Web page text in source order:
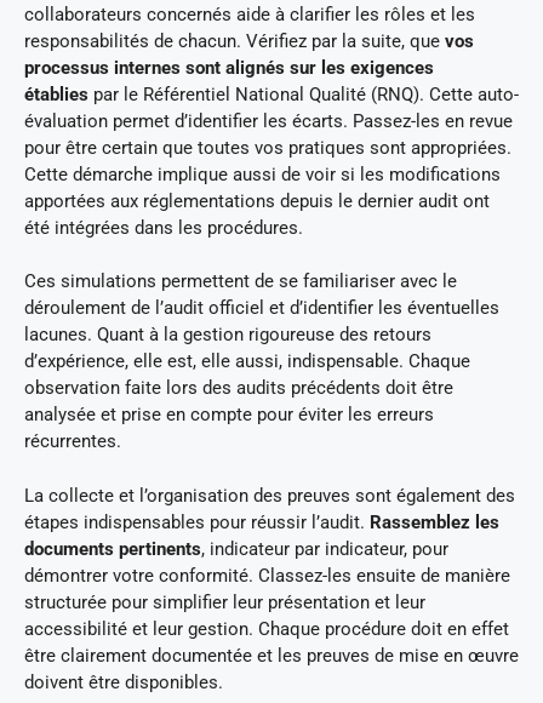
collaborateurs concernés aide à clarifier les rôles et les
responsabilités de chacun. Vérifiez par la suite, que vos
processus internes sont alignés sur les exigences
établies par le Référentiel National Qualité (RNQ). Cette auto-
évaluation permet d’identifier les écarts. Passez-les en revue
pour être certain que toutes vos pratiques sont appropriées.
Cette démarche implique aussi de voir si les modifications
apportées aux réglementations depuis le dernier audit ont
été intégrées dans les procédures.
Ces simulations permettent de se familiariser avec le
déroulement de l’audit officiel et d’identifier les éventuelles
lacunes. Quant à la gestion rigoureuse des retours
d’expérience, elle est, elle aussi, indispensable. Chaque
observation faite lors des audits précédents doit être
analysée et prise en compte pour éviter les erreurs
récurrentes.
La collecte et l’organisation des preuves sont également des
étapes indispensables pour réussir l’audit. Rassemblez les
documents pertinents, indicateur par indicateur, pour
démontrer votre conformité. Classez-les ensuite de manière
structurée pour simplifier leur présentation et leur
accessibilité et leur gestion. Chaque procédure doit en effet
être clairement documentée et les preuves de mise en œuvre
doivent être disponibles.